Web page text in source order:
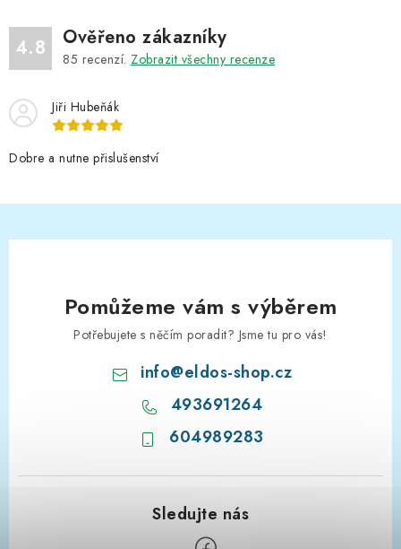
4.8 Ověřeno zákazníky
85 recenzí. Zobrazit všechny recenze
Jiři Hubeňák
Dobre a nutne přislušenství
Pomůžeme vám s výběrem
Potřebujete s něčím poradit? Jsme tu pro vás!
info@eldos-shop.cz
493691264
604989283